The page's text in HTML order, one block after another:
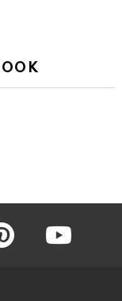
pinterest